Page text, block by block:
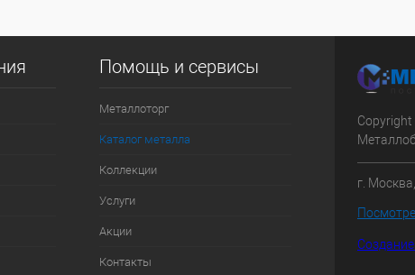
Помощь и сервисы
Металлоторг
Каталог металла
Коллекции
Услуги
Акции
Контакты
г.